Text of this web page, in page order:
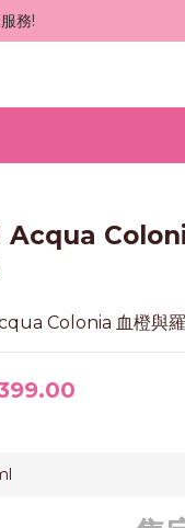
務!
Acqua
Colonia 血橙與